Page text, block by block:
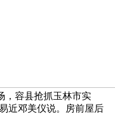
，容县抢抓玉林市实
近邓美仪说。房前屋后